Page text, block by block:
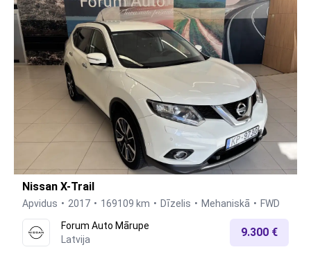
Nissan X-Trail
Apvidus 2017 169109 km Dīzelis Mehaniskā
FWD
Forum Auto Mārupe
Latvija
9.300 €